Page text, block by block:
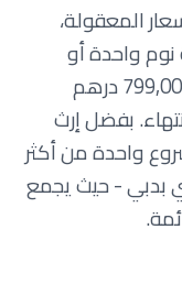
المعقولة،
واحدة أو
غرفتين أو ثلاث غرف نوم ابتداءً من 799,000 درهم
50/50 عند الانتهاء. بفضل إرث
واحدة من أكثر
بدبي - حيث يجمع